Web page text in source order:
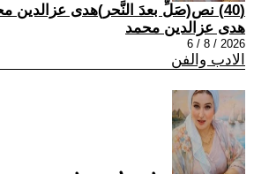
(40) نص(صَلِّ بعدَ النَّحر)هدى عزالدين محمد.مصر.
هدى عزالدين محمد
2026 / 8 / 6
الادب والفن